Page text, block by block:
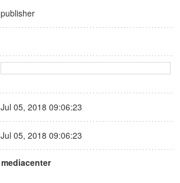
publisher
Jul 05, 2018 09:06:23
Jul 05, 2018 09:06:23
mediacenter